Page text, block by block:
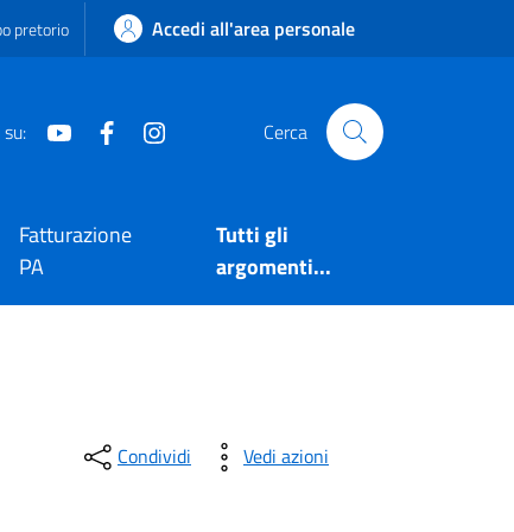
pretorio Accedi all'area personale
Youtube Facebook Cerca
Fatturazione
PA
Tutti gli
argomenti...
Condividi Vedi azioni